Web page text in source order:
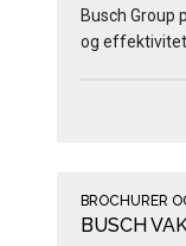
Busch Group
og
BROCHURER
BUSCH